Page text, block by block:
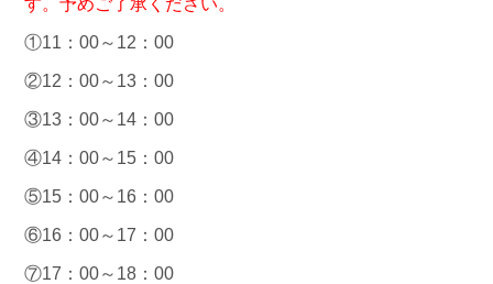
①11：00～12：00
②12：00～13：00
③13：00～14：00
④14：00～15：00
⑤15：00～16：00
⑥16：00～17：00
⑦17：00～18：00